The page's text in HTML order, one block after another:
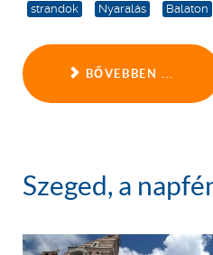
strandok Nyaralás Balaton
BŐVEBBEN ...
Szeged, a